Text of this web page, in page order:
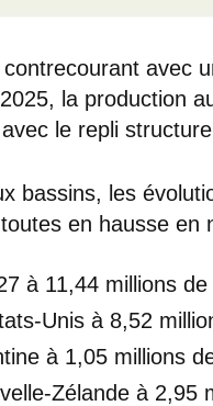
contrecourant avec
la production
le repli
bassins, les
en hausse en
à 11,44 millions
Unis à 8,52
à 1,05 millions
Zélande à 2,95